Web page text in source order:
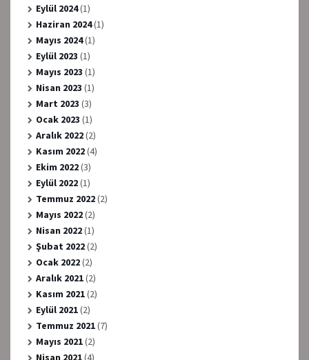
Eylül 2024(1)
Haziran 2024(1)
Mayıs 2024(1)
Eylül 2023 (1)
Mayıs 2023 (1)
Nisan 2023 (1)
Mart 2023 (3)
Ocak 2023 (1)
Aralık 2022(2)
Kasım 2022(4)
Ekim 2022(3)
Eylül 2022(1)
Temmuz 2022(2)
Mayıs 2022(2)
Nisan 2022(1)
Şubat 2022(2)
Ocak 2022(2)
Aralık 2021(2)
Kasım 2021(2)
Eylül 2021(2)
Temmuz 2021(7)
Mayıs 2021(2)
Nisan 2021(4)